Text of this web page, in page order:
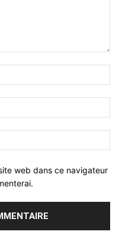
web dans ce navigateur